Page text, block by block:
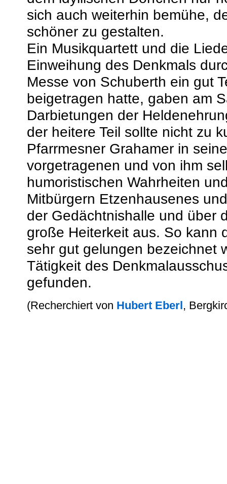
sich auch weiterhin bemühe,
schöner zu gestalten.
Ein Musikquartett und die
Einweihung des Denkmals
Messe von Schuberth ein gut
beigetragen hatte, gaben am
Darbietungen der
der heitere Teil sollte nicht zu
Pfarrmesner Grahamer in
vorgetragenen und von ihm
humoristischen Wahrheiten
Mitbürgern Etzenhausenes
der Gedächtnishalle und über
große Heiterkeit aus. So kann
sehr gut gelungen bezeichnet
Tätigkeit des
gefunden.
(Recherchiert von Hubert Eberl,